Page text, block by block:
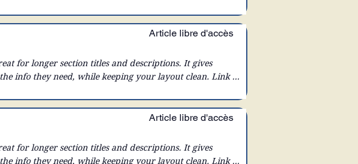
Article libre d'accès
for longer section titles and descriptions. It gives
info they need, while keeping your layout clean. Link
Article libre d'accès
for longer section titles and descriptions. It gives
info they need, while keeping your layout clean. Link